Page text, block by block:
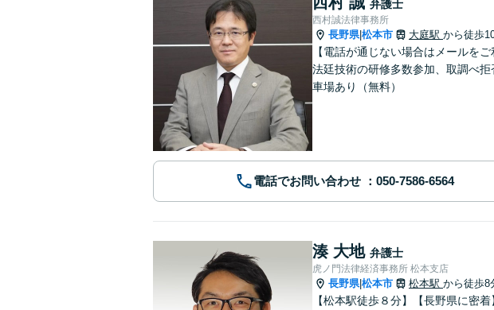
弁護士
西村誠法律事務所
長野県|松本市 大庭駅 から徒歩
【電話が通じない場合はメールを
法廷技術の研修多数参加、取調べ
車場あり（無料）
電話でお問い合わせ
湊 大地 弁護士
虎ノ門法律経済事務所 松本支店
長野県|松本市 松本駅 から徒歩8
【松本駅徒歩８分】【長野県に密